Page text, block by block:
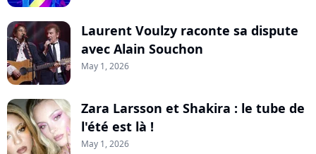
Laurent Voulzy raconte sa dispute
avec Alain Souchon
May 1, 2026
Zara Larsson et Shakira : le tube de
l'été est là !
May 1, 2026